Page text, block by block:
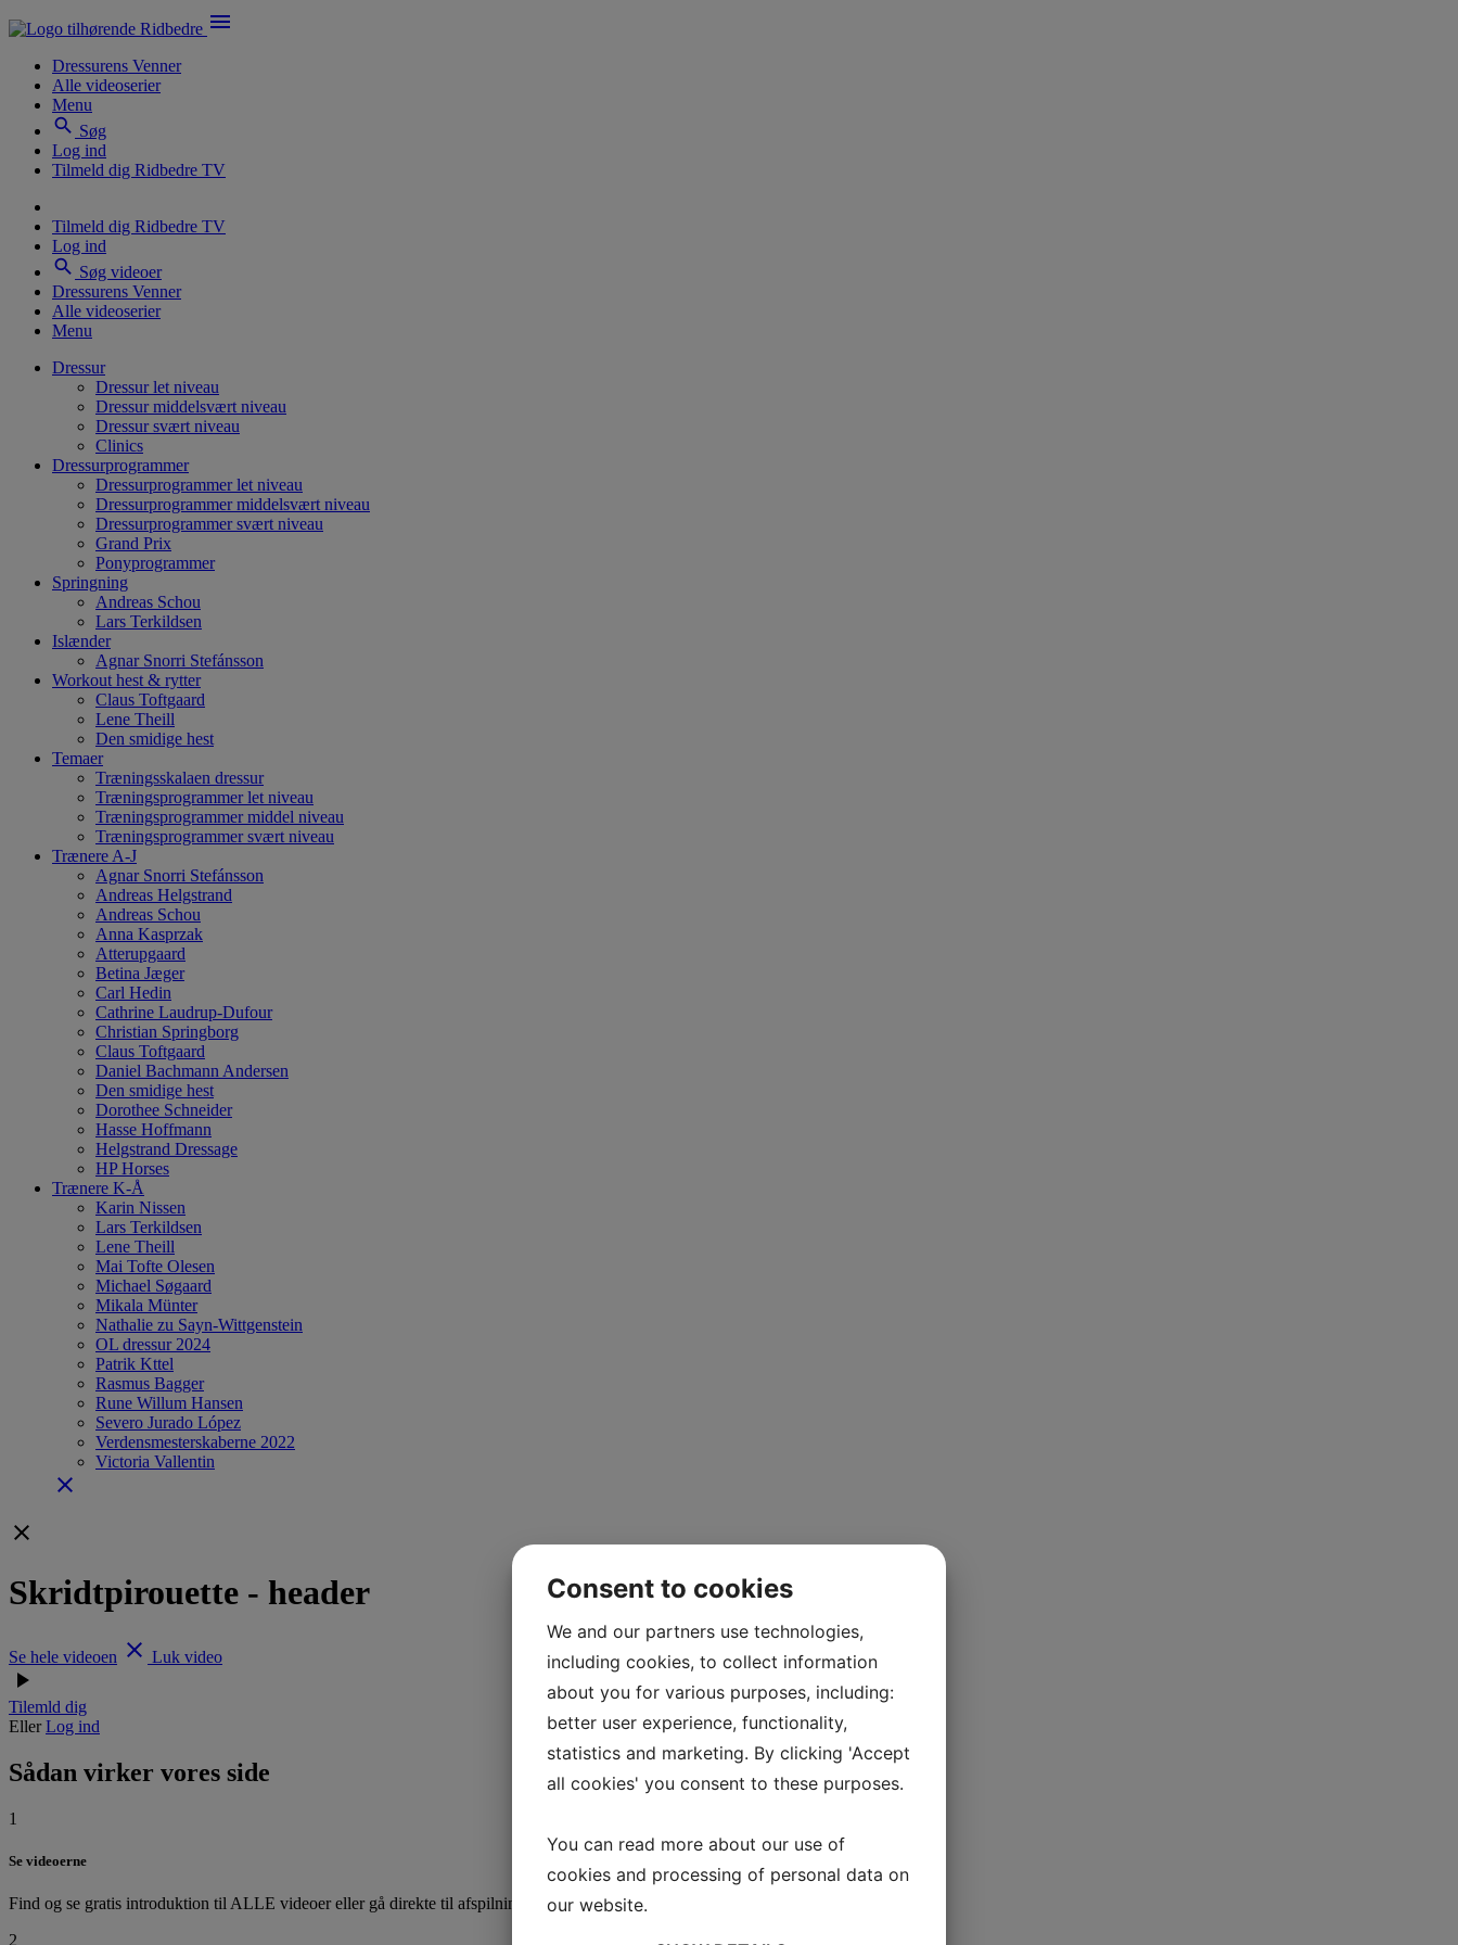
menu
Dressurens Venner
Alle videoserier
Menu
search Søg
Log ind
Tilmeld dig Ridbedre TV
Tilmeld dig Ridbedre TV
Log ind
search Søg videoer
Dressurens Venner
Alle videoserier
Menu
Dressur
Dressur let niveau
Dressur middelsvært niveau
Dressur svært niveau
Clinics
Dressurprogrammer
Dressurprogrammer let niveau
Dressurprogrammer middelsvært niveau
Dressurprogrammer svært niveau
Grand Prix
Ponyprogrammer
Springning
Andreas Schou
Lars Terkildsen
Islænder
Agnar Snorri Stefánsson
Workout hest & rytter
Claus Toftgaard
Lene Theill
Den smidige hest
Temaer
Træningsskalaen dressur
Træningsprogrammer let niveau
Træningsprogrammer middel niveau
Træningsprogrammer svært niveau
Trænere A-J
Agnar Snorri Stefánsson
Andreas Helgstrand
Andreas Schou
Anna Kasprzak
Atterupgaard
Betina Jæger
Carl Hedin
Cathrine Laudrup-Dufour
Christian Springborg
Claus Toftgaard
Daniel Bachmann Andersen
Den smidige hest
Dorothee Schneider
Hasse Hoffmann
Helgstrand Dressage
HP Horses
Trænere K-Å
Karin Nissen
Lars Terkildsen
Lene Theill
Mai Tofte Olesen
Michael Søgaard
Mikala Münter
Nathalie zu Sayn-Wittgenstein
OL dressur 2024
Patrik Kttel
Rasmus Bagger
Rune Willum Hansen
Severo Jurado López
Verdensmesterskaberne 2022
Victoria Vallentin
close
clear
Skridtpirouette - header
Se hele videoen clear Luk video
play_arrow
Tilemld dig
EllerLog ind
Sådan virker vores side
1
Se videoerne
Find og se gratis introduktion til ALLE videoer eller gå direkte til afspilning af hele videoen ved at tilmelde dig
2
Consent to cookies
We and our partners use technologies,
including cookies, to collect information
about you for various purposes, including:
better user experience, functionality,
statistics and marketing. By clicking 'Accept
all cookies' you consent to these purposes.
You can read more about our use of
cookies and processing of personal data on
our website.